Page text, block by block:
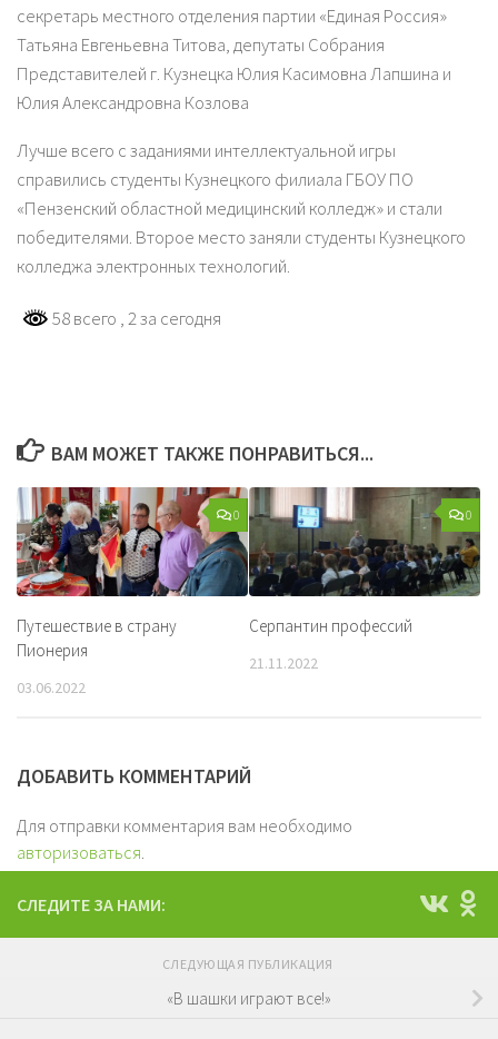
секретарь местного отделения партии «Единая Россия»
Татьяна Евгеньевна Титова, депутаты Собрания
Представителей г. Кузнецка Юлия Касимовна Лапшина и
Юлия Александровна Козлова
Лучше всего с заданиями интеллектуальной игры
справились студенты Кузнецкого филиала ГБОУ ПО
«Пензенский областной медицинский колледж» и стали
победителями. Второе место заняли студенты Кузнецкого
колледжа электронных технологий.
58 всего , 2 за сегодня
ВАМ МОЖЕТ ТАКЖЕ ПОНРАВИТЬСЯ...
0
Путешествие в страну
Пионерия
03.06.2022
0
Серпантин профессий
21.11.2022
ДОБАВИТЬ КОММЕНТАРИЙ
Для отправки комментария вам необходимо
авторизоваться.
СЛЕДИТЕ ЗА НАМИ:
СЛЕДУЮЩАЯ ПУБЛИКАЦИЯ
«В шашки играют все!»